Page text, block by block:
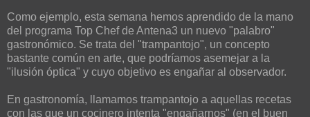
Como ejemplo, esta semana hemos aprendido de la mano
del programa Top Chef de Antena3 un nuevo "palabro"
gastronómico. Se trata del "trampantojo", un concepto
bastante común en arte, que podríamos asemejar a la
"ilusión óptica" y cuyo objetivo es engañar al observador.
En gastronomía, llamamos trampantojo a aquellas recetas
con las que un cocinero intenta "engañarnos" (en el buen